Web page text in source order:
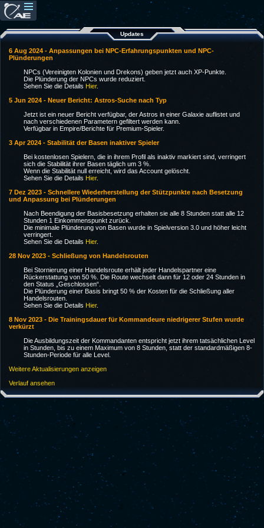
Updates
6 Aug 2024 - Anpassungen bei NPC-Erfahrungspunkten und NPC-
Plünderungen
NPCs (Vereinigten Kolonien und Drekons) geben jetzt auch XP-Punkte.
Die Plünderung der NPCs wurde reduziert.
Sehen Sie die Details Hier.
5 Jun 2024 - Neuer Bericht: Astros-Suche nach Typ
Jetzt ist ein neuer Bericht verfügbar, der Astros in einer Galaxie auflistet und
nach verschiedenen Parametern gefiltert werden kann.
Verfügbar in Empire/Berichte für Premium-Spieler.
3 Apr 2024 - Stabilität der Basen inaktiver Spieler
Bei kostenlosen Spielern, die in ihrem Profil als inaktiv markiert sind, verringert
sich die Stabilität ihrer Basen täglich um 3 %.
Wenn die Stabilität null erreicht, wird das Account gelöscht.
Sehen Sie die Details Hier.
7 Dez 2023 - Schnellere Wiederherstellung der Stützpunkte nach Besetzung
und Anpassung bei Plünderungen
Nach Beendigung der Basisbesetzung erhalten sie alle 8 Stunden statt alle 12
Stunden 1 Einkommenspunkt zurück.
Die minimale Plünderung von Basen wurde in Spielversion 3.0 und höher leicht
verringert.
Sehen Sie die Details Hier.
28 Nov 2023 - Schließung von Handelsrouten
Bei Stornierung einer Handelsroute erhält jeder Handelspartner eine
Rückerstattung von 50 %. Die Route wechselt dann für 12 oder 24 Stunden in
den Status „Geschlossen“.
Die Plünderung einer Basis bringt 50 % der Kosten für die Schließung aller
Handelsrouten.
Sehen Sie die Details Hier.
8 Nov 2023 - Die Trainingsdauer für Kommandeure niedrigerer Stufen wurde
verkürzt
Die Ausbildungszeit der Kommandanten entspricht jetzt ihrem tatsächlichen Level
in Stunden, bis zu einem Maximum von 8 Stunden, statt der standardmäßigen 8-
Stunden-Periode für alle Level.
Weitere Aktualisierungen anzeigen
Verlauf ansehen